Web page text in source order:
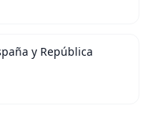
y República